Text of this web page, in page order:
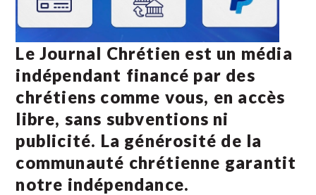
Le Journal Chrétien est un média
indépendant financé par des
chrétiens comme vous, en accès
libre, sans subventions ni
publicité. La générosité de la
communauté chrétienne garantit
notre indépendance.